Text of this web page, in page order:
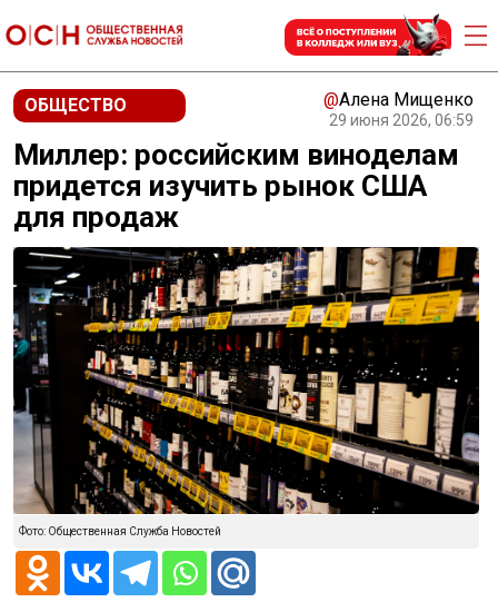
ОБЩЕСТВО @Алена Мищенко
29 июня 2026, 06:59
Миллер: российским виноделам
придется изучить рынок США
для продаж
Фото: Общественная Служба Новостей